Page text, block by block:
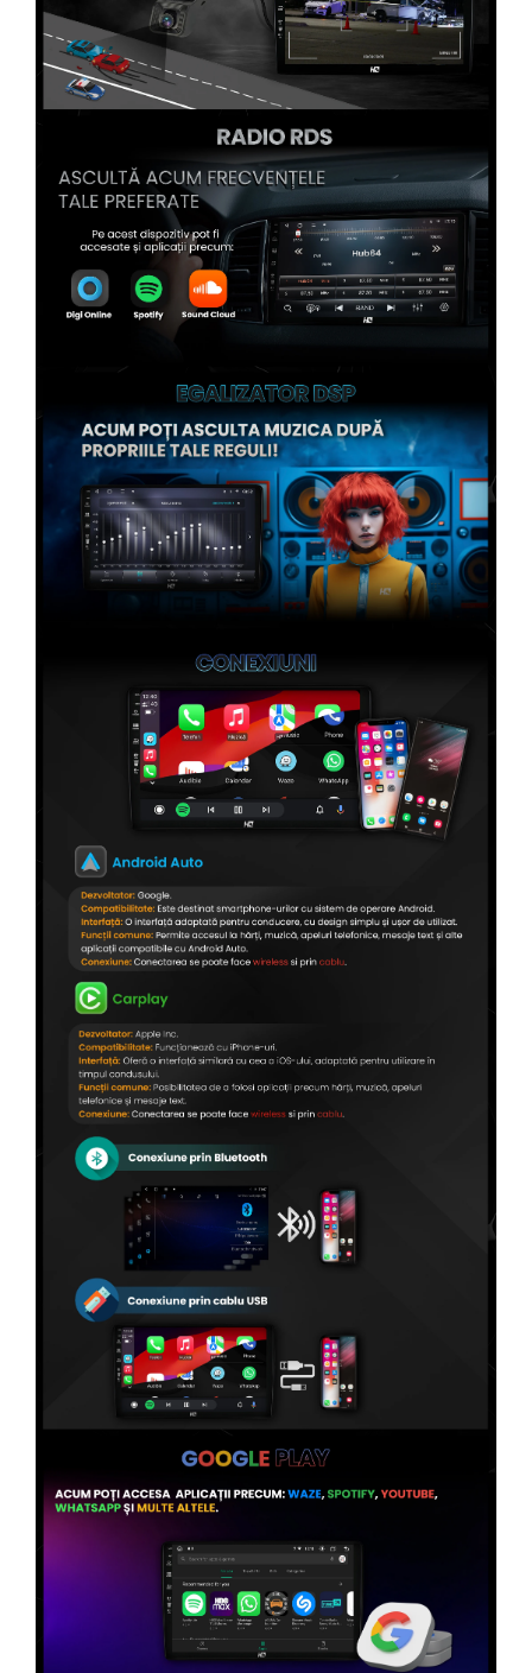
Conectică Renault
Conectică Kia
Conectică Mitsubishi
Conectică Seat
Conectică Porsche
Conectică Daihatsu
Conectică Alfa Romeo
Conectică Nissan
Conectică Fiat
Conectică Jeep
Conectică Isuzu
Conectică Mazda
Conectică Subaru
Conectică Iveco
Conectică Iveco
Conectică Dacia
Conectică Volvo
Conectică Smart
Conectică Chrysler
Conectică Land Rover
Conectică Ssangyong